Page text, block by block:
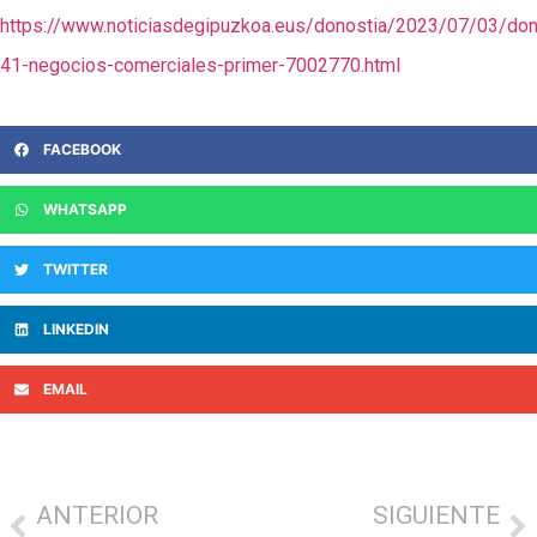
https://www.noticiasdegipuzkoa.eus/donostia/2023/07/03/
41-negocios-comerciales-primer-7002770.html
FACEBOOK
WHATSAPP
TWITTER
LINKEDIN
EMAIL
ANTERIOR SIGUIENTE